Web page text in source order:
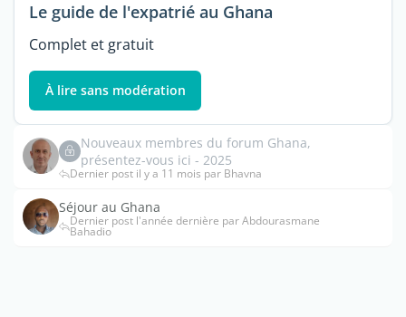
Le guide de l'expatrié au Ghana
Complet et gratuit
À lire sans modération
Nouveaux membres du forum Ghana,
présentez-vous ici - 2025
Dernier post il y a 11 mois par Bhavna
Séjour au Ghana
Dernier post l'année dernière par Abdourasmane
Bahadio